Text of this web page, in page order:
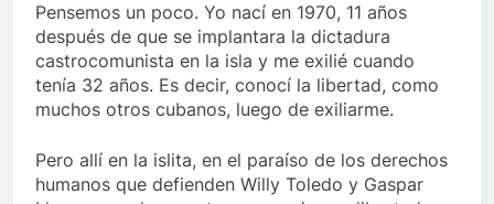
Pensemos un poco. Yo nací en 1970, 11 años
después de que se implantara la dictadura
castrocomunista en la isla y me exilié cuando
tenía 32 años. Es decir, conocí la libertad, como
muchos otros cubanos, luego de exiliarme.
Pero allí en la islita, en el paraíso de los derechos
humanos que defienden Willy Toledo y Gaspar